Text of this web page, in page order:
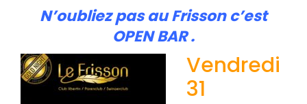
N’oubliez pas au Frisson c’est
OPEN BAR .
Vendredi
31